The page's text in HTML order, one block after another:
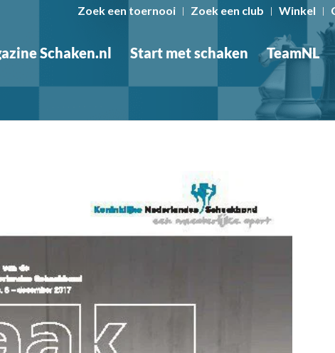
Zoek een toernooi Zoek een club Winkel
Schaken.nl Start met schaken TeamNL